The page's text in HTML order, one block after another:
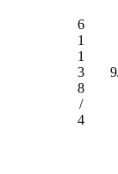
6
1
1
3
8
/
4